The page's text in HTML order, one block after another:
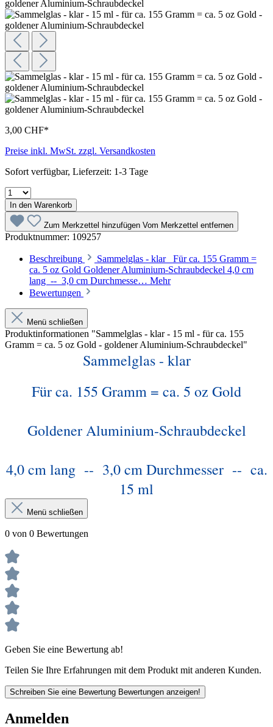
3,00 CHF*
Preise inkl. MwSt. zzgl. Versandkosten
Sofort verfügbar, Lieferzeit: 1-3 Tage
In den Warenkorb
Zum Merkzettel hinzufügen Vom Merkzettel entfernen
Produktnummer: 109257
Beschreibung
Sammelglas - klar Für ca. 155 Gramm =
ca. 5 oz Gold Goldener Aluminium-Schraubdeckel 4,0 cm
lang -- 3,0 cm Durchmesse… Mehr
Bewertungen
Menü schließen
Produktinformationen "Sammelglas - klar - 15 ml - für ca. 155
Gramm = ca. 5 oz Gold - goldener Aluminium-Schraubdeckel"
Sammelglas - klar
Für ca. 155 Gramm = ca. 5 oz Gold
Goldener Aluminium-Schraubdeckel
4,0 cm lang -- 3,0 cm Durchmesser -- ca.
15 ml
Menü schließen
0 von 0 Bewertungen
Geben Sie eine Bewertung ab!
Teilen Sie Ihre Erfahrungen mit dem Produkt mit anderen Kunden.
Schreiben Sie eine Bewertung Bewertungen anzeigen!
Anmelden